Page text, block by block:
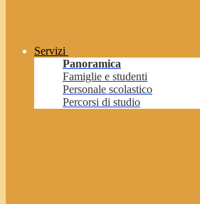
Servizi
Panoramica
Famiglie e studenti
Personale scolastico
Percorsi di studio